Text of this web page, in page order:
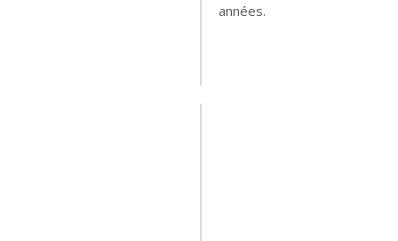
années.